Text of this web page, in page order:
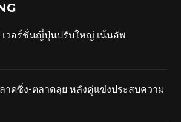
เวอร์ชั่นญี่ปุ่นปรับใหญ่ เน้นอัพ
ลาดซิ่ง-ตลาดลุย หลังคู่แข่งประสบความ